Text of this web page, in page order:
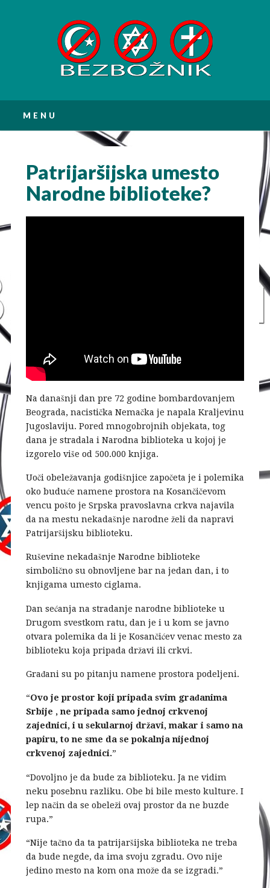
Main menu
MENU
Patrijaršijska umesto
Narodne biblioteke?
Na današnji dan pre 72 godine bombardovanjem
Beograda, nacistička Nemačka je napala Kraljevinu
Jugoslaviju. Pored mnogobrojnih objekata, tog
dana je stradala i Narodna biblioteka u kojoj je
izgorelo više od 500.000 knjiga.
Uoči obeležavanja godišnjice započeta je i polemika
oko buduće namene prostora na Kosančičevom
vencu pošto je Srpska pravoslavna crkva najavila
da na mestu nekadašnje narodne želi da napravi
Patrijaršijsku biblioteku.
Ruševine nekadašnje Narodne biblioteke
simbolično su obnovljene bar na jedan dan, i to
knjigama umesto ciglama.
Dan sećanja na stradanje narodne biblioteke u
Drugom svestkom ratu, dan je i u kom se javno
otvara polemika da li je Kosančićev venac mesto za
biblioteku koja pripada državi ili crkvi.
Građani su po pitanju namene prostora podeljeni.
“Ovo je prostor koji pripada svim građanima
Srbije , ne pripada samo jednoj crkvenoj
zajednici, i u sekularnoj državi, makar i samo na
papiru, to ne sme da se pokalnja nijednoj
crkvenoj zajednici.”
“Dovoljno je da bude za biblioteku. Ja ne vidim
neku posebnu razliku. Obe bi bile mesto kulture. I
lep način da se obeleži ovaj prostor da ne buzde
rupa.”
“Nije tačno da ta patrijaršijska biblioteka ne treba
da bude negde, da ima svoju zgradu. Ovo nije
jedino mesto na kom ona može da se izgradi.”